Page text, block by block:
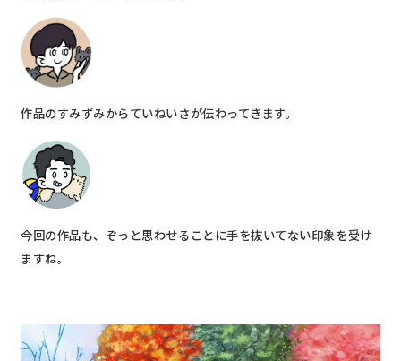
作品のすみずみからていねいさが伝わってきます。
今回の作品も、ぞっと思わせることに手を抜いてない印象を受け
ますね。